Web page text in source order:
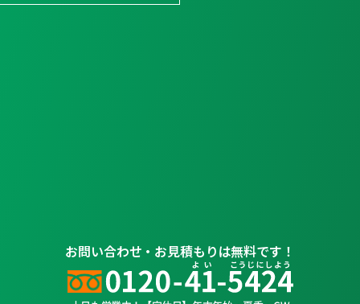
お問い合わせ・お見積もりは無料です！